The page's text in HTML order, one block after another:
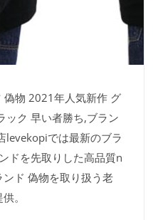
偽物 2021年人気新作 グ
ック 早い者勝ち,ブラン
levekopiでは最新のブラ
ドを先取りした高品質n
ド 偽物を取り扱う老
。